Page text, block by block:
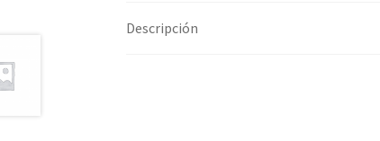
Descripción